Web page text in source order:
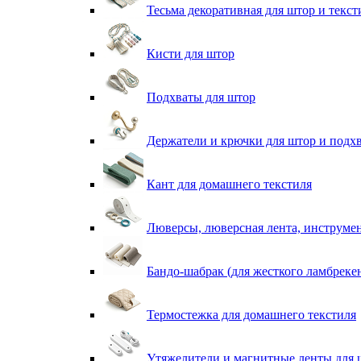
Тесьма декоративная для штор и
Кисти для штор
Подхваты для штор
Держатели и крючки для штор и
Кант для домашнего текстиля
Люверсы, люверсная лента,
Бандо-шабрак (для жесткого
Термостежка для домашнего текстиля
Утяжелители и магнитные ленты для